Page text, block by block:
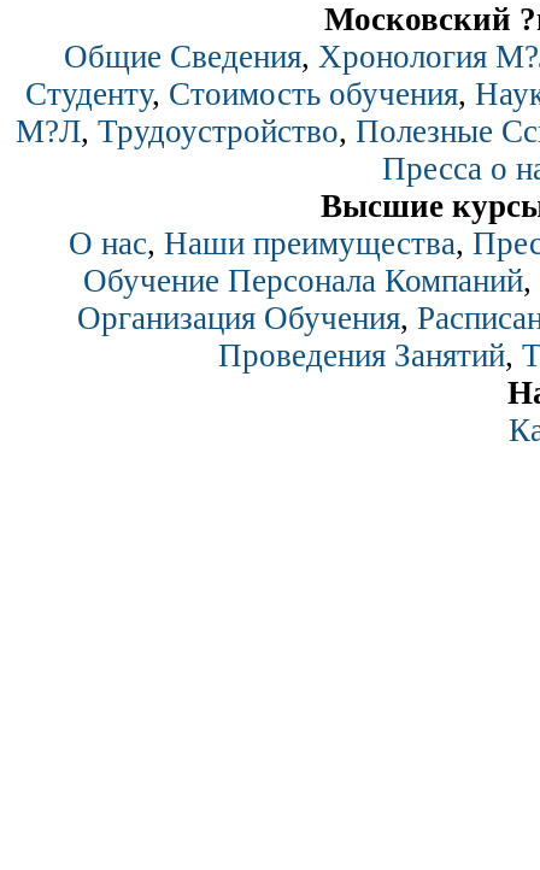
Московский
Общие Сведения, Хронология
Студенту, Стоимость обучения,
М?Л, Трудоустройство, Полезные
Пресса о
Высшие
О нас, Наши преимущества,
Обучение Персонала Компаний,
Организация Обучения,
Проведения Занятий,